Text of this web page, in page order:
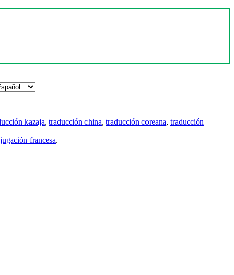
kazaja, traducción china, traducción coreana, traducción
francesa.